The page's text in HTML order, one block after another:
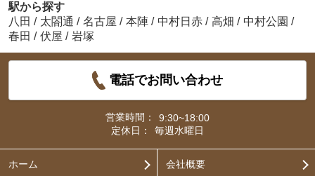
駅から探す
八田 / 太閤通 / 名古屋 / 本陣 / 中村日赤 / 高畑 / 中村公園 /
春田 / 伏屋 / 岩塚
電話でお問い合わせ
営業時間：
9:30~18:00
定休日：
毎週水曜日
ホーム 会社概要